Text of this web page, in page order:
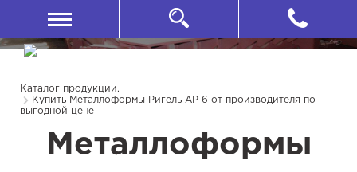
Каталог продукции.
Купить Металлоформы Ригель АР 6 от производителя по
выгодной цене
Металлоформы